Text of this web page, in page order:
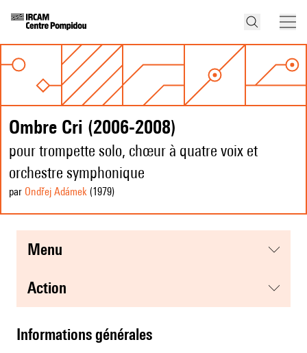
Ombre Cri (2006-2008)
pour trompette solo, chœur à quatre voix et
orchestre symphonique
par Ondřej Adámek (1979)
menu
action
informations générales